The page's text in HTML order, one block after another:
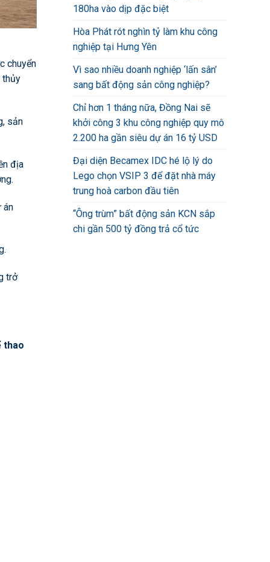
chuyển
thủy
sản
địa
án
trở
thao
180ha vào dịp đặc biệt
Hòa Phát rót nghìn tỷ làm khu công
nghiệp tại Hưng Yên
Vì sao nhiều doanh nghiệp ‘lấn sân’
sang bất động sản công nghiệp?
Chỉ hơn 1 tháng nữa, Đồng Nai sẽ
khởi công 3 khu công nghiệp quy mô
2.200 ha gần siêu dự án 16 tỷ USD
Đại diện Becamex IDC hé lộ lý do
Lego chọn VSIP 3 để đặt nhà máy
trung hoà carbon đầu tiên
“Ông trùm” bất động sản KCN sắp
chi gần 500 tỷ đồng trả cổ tức